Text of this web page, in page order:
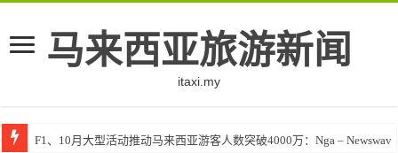
马来西亚旅游新闻
itaxi.my
F1、10月大型活动推动马来西亚游客人数突破4000万：Nga – Newswav